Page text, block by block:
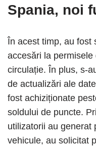
Spania, noi
În acest timp, au fost
accesări la
circulație. În plus, s-
de actualizări ale
fost achiziționate
soldului de puncte.
utilizatorii au generat
vehicule, au solicitat